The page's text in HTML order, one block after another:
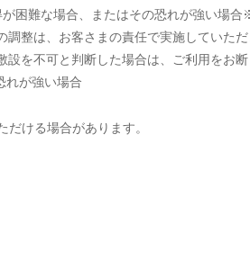
困難な場合、またはその恐れが強い場合
整は、お客さまの責任で実施していた
を不可と判断した場合は、ご利用をお断
れが強い場合
ける場合があります。